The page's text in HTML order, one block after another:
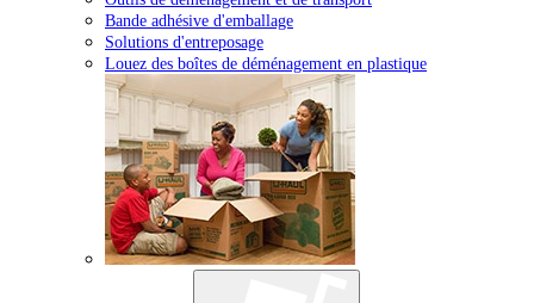
Bande adhésive d'emballage
Solutions d'entreposage
Louez des boîtes de déménagement en plastique